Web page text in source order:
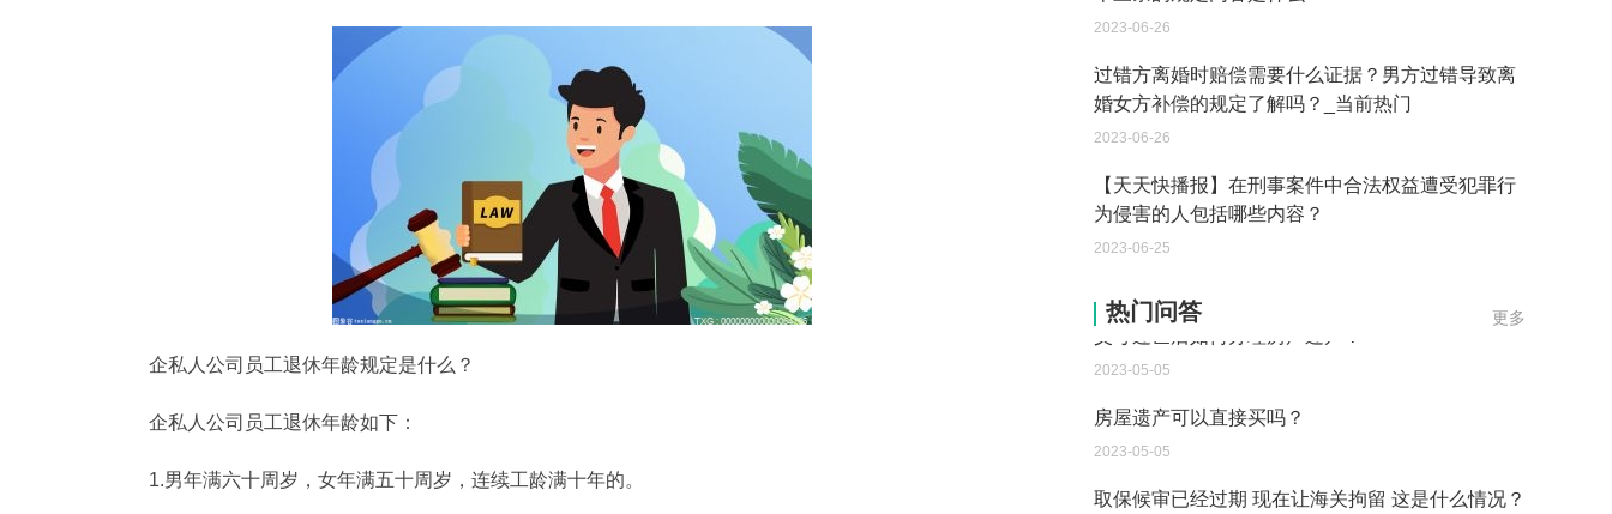
企私人公司员工退休年龄规定是什么？
企私人公司员工退休年龄如下：
1.男年满六十周岁，女年满五十周岁，连续工龄满十年的。
2023-06-26
过错方离婚时赔偿需要什么证据？男方过错导致离
婚女方补偿的规定了解吗？_当前热门
2023-06-26
【天天快播报】在刑事案件中合法权益遭受犯罪行
为侵害的人包括哪些内容？
2023-06-25
更多
热门问答
父母过世后如何办理房产过户？
房屋遗产可以直接买吗？
2023-05-05
取保候审已经过期 现在让海关拘留 这是什么情况？
2023-05-04